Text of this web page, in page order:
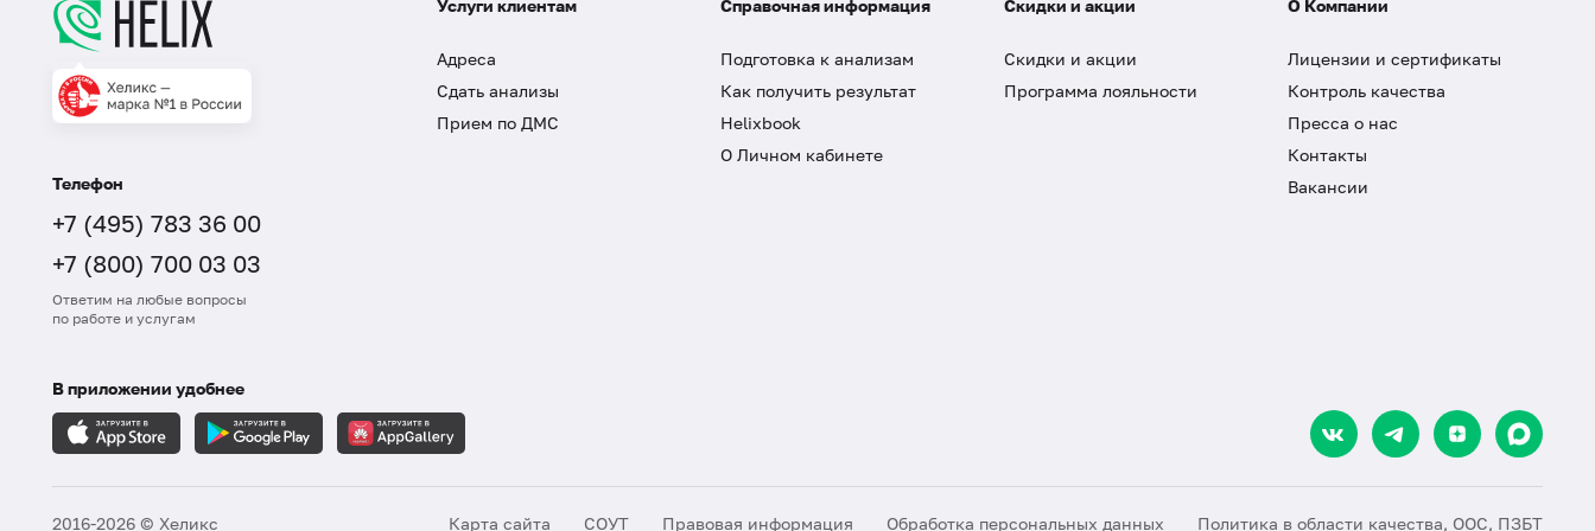
Телефон
+7 (495) 783 36 00
+7 (800) 700 03 03
Ответим на любые вопросы
по работе и услугам
Услуги клиентам
Адреса
Сдать анализы
Прием по ДМС
Справочная информация
Подготовка к анализам
Как получить результат
Helixbook
О Личном кабинете
Скидки и акции
Скидки и акции
Программа лояльности
О Компании
Лицензии и сертификаты
Контроль качества
Пресса о нас
Контакты
Вакансии
В приложении удобнее
2016-2026 © Хеликс Карта сайта СОУТ Правовая информация Обработка персональных данных Политика в области качества, ООС, ПЗБТ